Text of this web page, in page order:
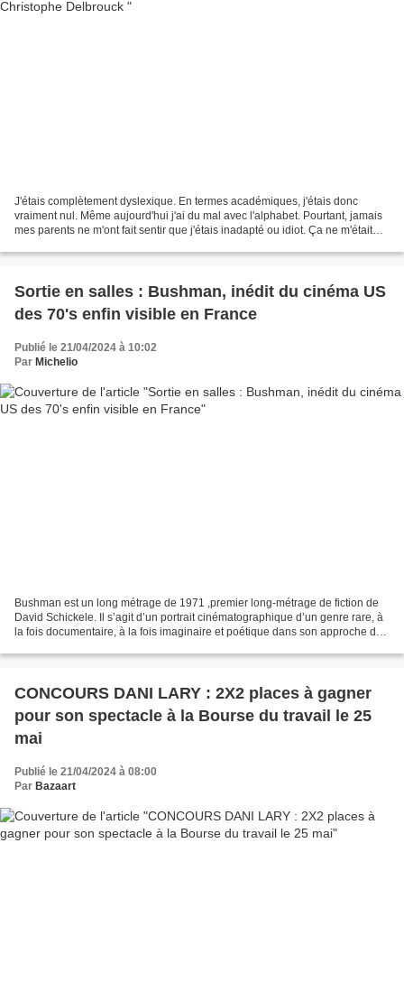
J'étais complètement dyslexique. En termes académiques, j'étais donc
vraiment nul. Même aujourd'hui j'ai du mal avec l'alphabet. Pourtant, jamais
mes parents ne m'ont fait sentir que j'étais inadapté ou idiot. Ça ne m'était
Sortie en salles : Bushman, inédit du cinéma US
des 70's enfin visible en France
Publié le 21/04/2024 à 10:02
Par Michelio
Bushman est un long métrage de 1971 ,premier long-métrage de fiction de
David Schickele. Il s’agit d’un portrait cinématographique d’un genre rare, à
la fois documentaire, à la fois imaginaire et poétique dans son approche des
CONCOURS DANI LARY : 2X2 places à gagner
pour son spectacle à la Bourse du travail le 25
mai
Publié le 21/04/2024 à 08:00
Par Bazaart